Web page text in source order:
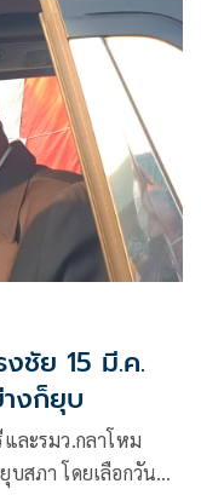
ชัย 15 มี.ค.
งก็ยุบ
ละรมว.กลาโหม
บสภา โดยเลือกวัน